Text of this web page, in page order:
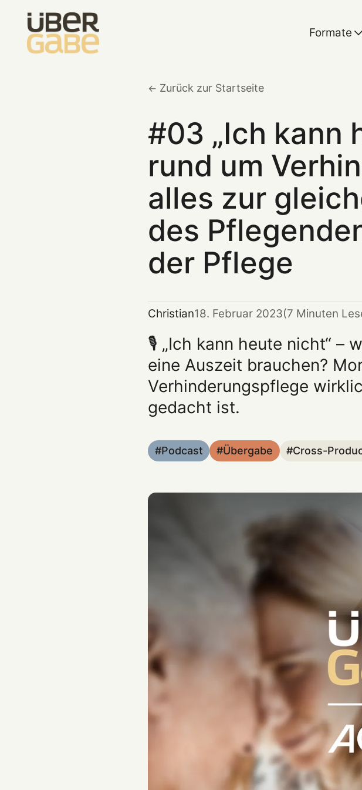
Formate
Zurück zur Startseite
#03 „Ich kann
rund um
alles zur
des
der Pflege
Christian18. Februar 2023(7 Minuten
🎙️ „Ich kann heute nicht“ –
eine Auszeit brauchen?
Verhinderungspflege
gedacht ist.
Podcast Übergabe Cross-